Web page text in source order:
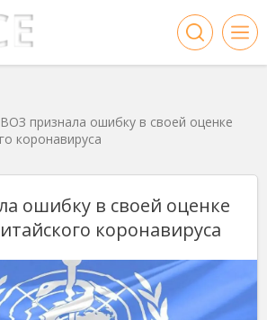
ВОЗ признала ошибку в своей оценке
коронавируса
ошибку в своей оценке
коронавируса